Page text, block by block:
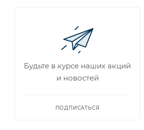
Будьте в курсе наших акций
и новостей
ПОДПИСАТЬСЯ